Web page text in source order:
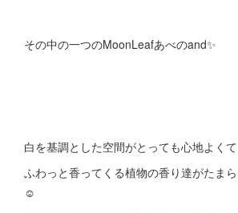
その中の一つのMoonLeafあべのand✨
白を基調とした空間がとっても心地よくて
ふわっと香ってくる植物の香り達がたま
☺️